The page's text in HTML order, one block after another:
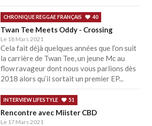
CHRONIQUE REGGAE FRANÇAIS 40
Twan Tee Meets Oddy - Crossing
Le 18 Mars 2021
Cela fait déjà quelques années que l’on suit
la carrière de Twan Tee, un jeune Mc au
flow ravageur dont nous vous parlions dès
2018 alors qu’il sortait un premier EP...
INTERVIEW LIFESTYLE 51
Rencontre avec Miister CBD
Le 17 Mars 2021